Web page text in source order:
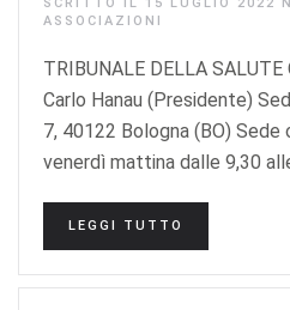
ASSOCIAZIONI
TRIBUNALE DELLA
Carlo Hanau (Presidente)
7, 40122 Bologna (BO)
venerdì mattina dalle 9,30
LEGGI TUTTO